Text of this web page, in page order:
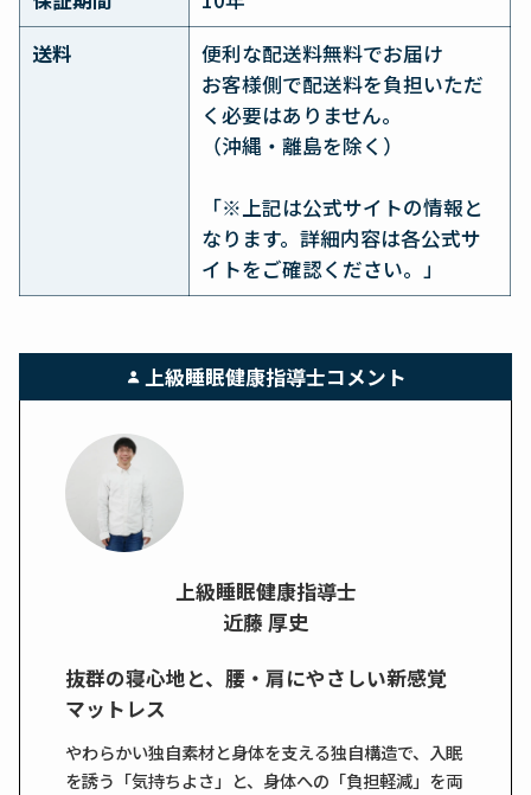
送料
便利な配送料無料でお届け
お客様側で配送料を負担いただ
く必要はありません。
（沖縄・離島を除く）
「※上記は公式サイトの情報と
なります。詳細内容は各公式サ
イトをご確認ください。」
上級睡眠健康指導士コメント
上級睡眠健康指導士
近藤 厚史
抜群の寝心地と、腰・肩にやさしい新感覚
マットレス
やわらかい独自素材と身体を支える独自構造で、入眠
を誘う「気持ちよさ」と、身体への「負担軽減」を両